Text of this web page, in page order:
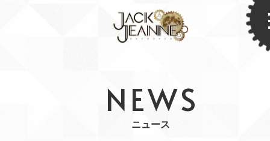
NEWS
ニュース